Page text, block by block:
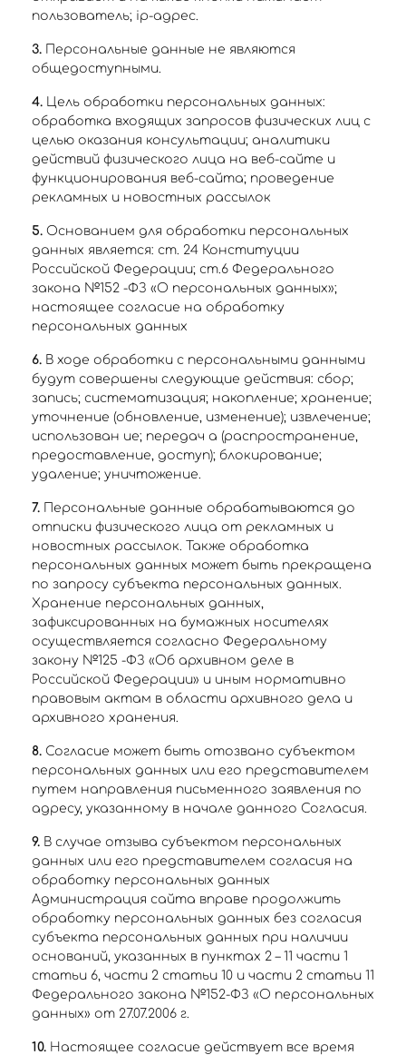
пользователь; ip-адрес.
3. Персональные данные не являются
общедоступными.
4. Цель обработки персональных данных:
обработка входящих запросов физических лиц с
целью оказания консультации; аналитики
действий физического лица на веб-сайте и
функционирования веб-сайта; проведение
рекламных и новостных рассылок
5. Основанием для обработки персональных
данных является: ст. 24 Конституции
Российской Федерации; ст.6 Федерального
закона №152 -ФЗ «О персональных данных»;
настоящее согласие на обработку
персональных данных
6. В ходе обработки с персональными данными
будут совершены следующие действия: сбор;
запись; систематизация; накопление; хранение;
уточнение (обновление, изменение); извлечение;
использован ие; передач а (распространение,
предоставление, доступ); блокирование;
удаление; уничтожение.
7. Персональные данные обрабатываются до
отписки физического лица от рекламных и
новостных рассылок. Также обработка
персональных данных может быть прекращена
по запросу субъекта персональных данных.
Хранение персональных данных,
зафиксированных на бумажных носителях
осуществляется согласно Федеральному
закону №125 -ФЗ «Об архивном деле в
Российской Федерации» и иным нормативно
правовым актам в области архивного дела и
архивного хранения.
8. Согласие может быть отозвано субъектом
персональных данных или его представителем
путем направления письменного заявления по
адресу, указанному в начале данного Согласия.
9. В случае отзыва субъектом персональных
данных или его представителем согласия на
обработку персональных данных
Администрация сайта вправе продолжить
обработку персональных данных без согласия
субъекта персональных данных при наличии
оснований, указанных в пунктах 2 – 11 части 1
статьи 6, части 2 статьи 10 и части 2 статьи 11
Федерального закона №152-ФЗ «О персональных
данных» от 27.07.2006 г.
10. Настоящее согласие действует все время